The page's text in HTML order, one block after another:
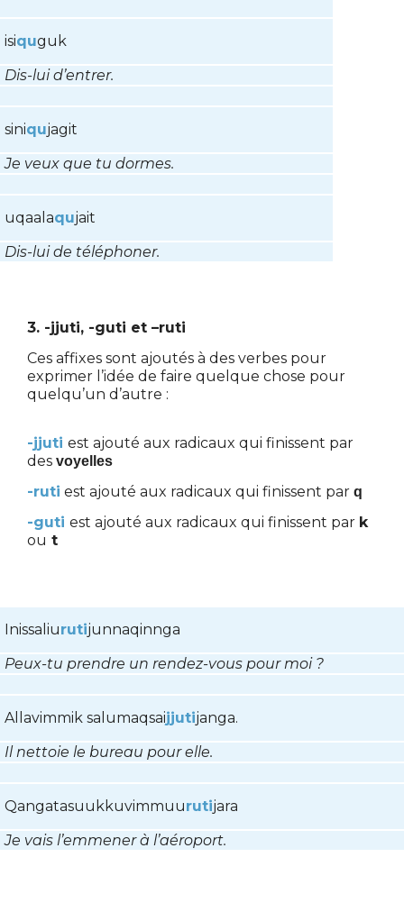
isiquguk
Dis-lui d’entrer.
siniqujagit
Je veux que tu dormes.
uqaalaqujait
Dis-lui de téléphoner.
3. -jjuti, -guti et –ruti
Ces affixes sont ajoutés à des verbes pour
exprimer l’idée de faire quelque chose pour
quelqu’un d’autre :
-jjuti est ajouté aux radicaux qui finissent par
des voyelles
-ruti est ajouté aux radicaux qui finissent par q
-guti est ajouté aux radicaux qui finissent par k
ou t
Inissaliurutijunnaqinnga
Peux-tu prendre un rendez-vous pour moi ?
Allavimmik salumaqsaijjutijanga.
Il nettoie le bureau pour elle.
Qangatasuukkuvimmuurutijara
Je vais l’emmener à l’aéroport.